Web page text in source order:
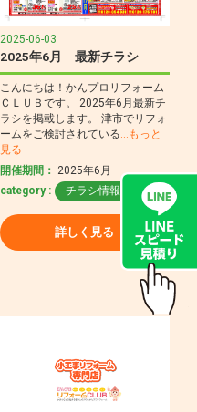
2025-06-03
2025年6月 最新チラシ
こんにちは！かんプロリフォーム
ＣＬＵＢです。 2025年6月最新チ
ラシを掲載します。 津市でリフォ
ームをご検討されている …もっと
見る
開催期間： 2025年6月
category :
チラシ情報
詳しく見る